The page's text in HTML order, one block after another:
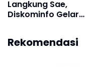
Langkung Sae,
Diskominfo Gelar
Sentimen Negatif
Rekomendasi